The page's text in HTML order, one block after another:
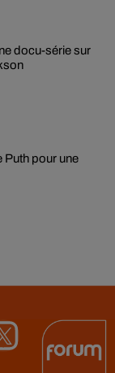
docu-série sur
Puth pour une